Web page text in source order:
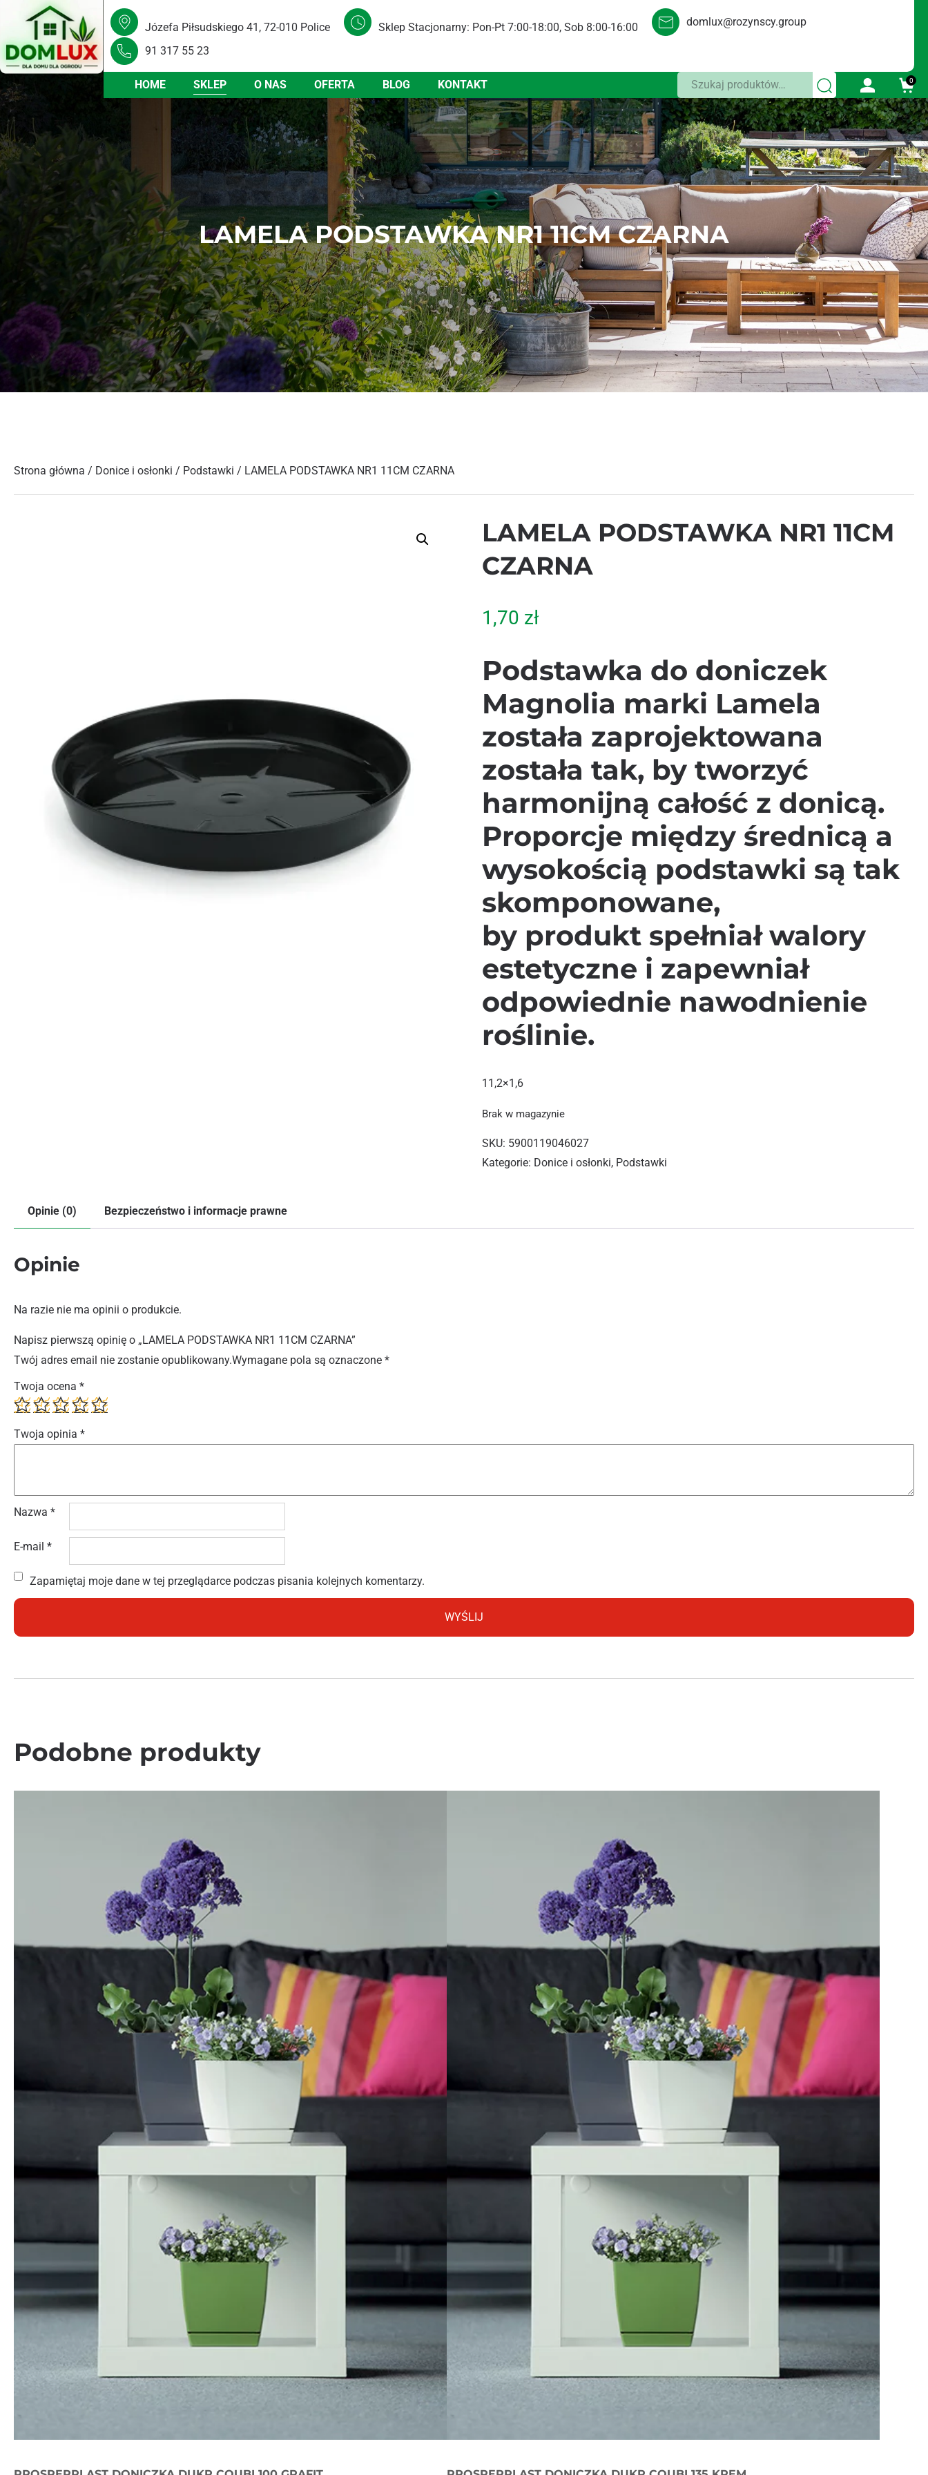
Józefa Piłsudskiego 41, 72-010 Police Sklep Stacjonarny: Pon-Pt 7:00-18:00, Sob 8:00-16:00 domlux@rozynscy.group
91 317 55 23
HOME SKLEP O NAS OFERTA BLOG KONTAKT Szukaj: 0
LAMELA PODSTAWKA NR1 11CM CZARNA
Strona główna / Donice i osłonki / Podstawki / LAMELA PODSTAWKA NR1 11CM CZARNA
LAMELA PODSTAWKA NR1 11CM
CZARNA
1,70 zł
Podstawka do doniczek
Magnolia marki Lamela
została zaprojektowana
została tak, by tworzyć
harmonijną całość z donicą.
Proporcje między średnicą a
wysokością podstawki są tak
skomponowane,
by produkt spełniał walory
estetyczne i zapewniał
odpowiednie nawodnienie
roślinie.
11,2×1,6
Brak w magazynie
SKU: 5900119046027
Kategorie: Donice i osłonki, Podstawki
Opinie (0) Bezpieczeństwo i informacje prawne
Opinie
Na razie nie ma opinii o produkcie.
Napisz pierwszą opinię o „LAMELA PODSTAWKA NR1 11CM CZARNA”
Twój adres email nie zostanie opublikowany.Wymagane pola są oznaczone *
Twoja ocena *
Twoja opinia *
Nazwa *
E-mail *
Zapamiętaj moje dane w tej przeglądarce podczas pisania kolejnych komentarzy.
Podobne produkty